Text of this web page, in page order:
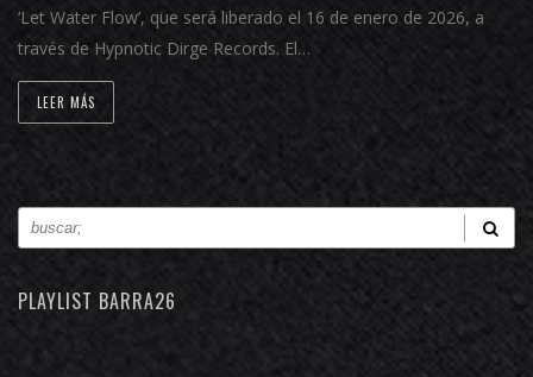
‘Let Water Flow’, que será liberado el 16 de enero de 2026, a
través de Hypnotic Dirge Records. El…
LEER MÁS
PLAYLIST BARRA26